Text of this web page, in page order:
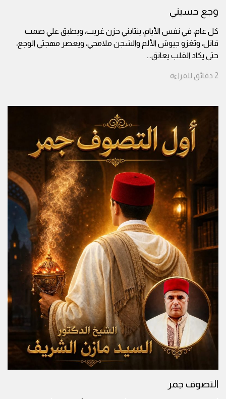
وجع حسيني
كل عام، في نفس الأيام، ينتابني حزن غريب، ويطبق علي صمت
قاتل، وتغزو جيوش الألم والشجن ملامحي، ويعصر مهجتي الوجع،
حتى يكاد القلب يعانق...
2 دقائق للقراءة
التصوف جمر